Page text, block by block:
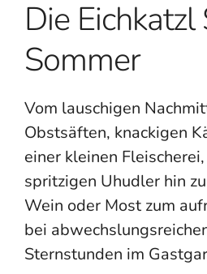
Die Eichkatzl
Sommer
Vom lauschigen
Obstsäften, knackigen
einer kleinen
spritzigen Uhudler hin
Wein oder Most zum
bei
Sternstunden im